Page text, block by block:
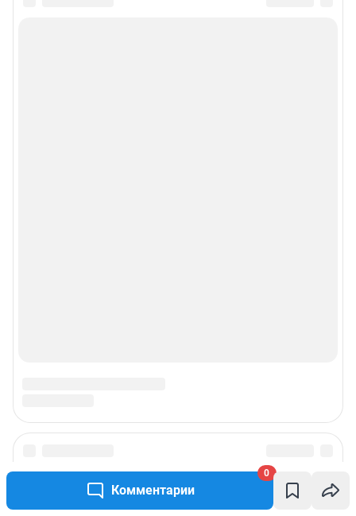
Комментарии
0